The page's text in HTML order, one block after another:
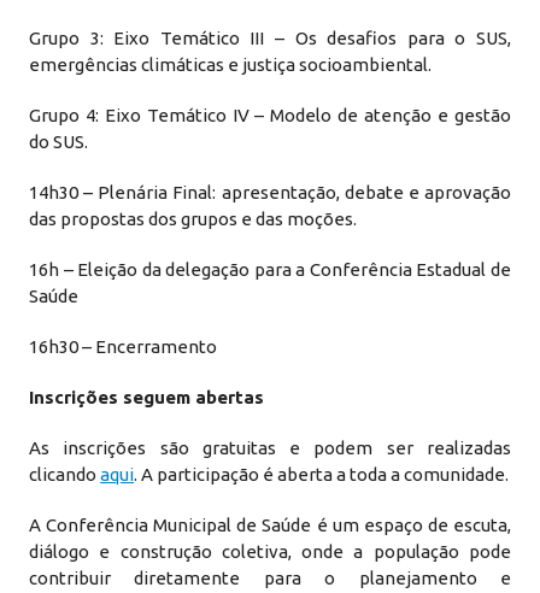
Grupo 3: Eixo Temático III – Os desafios para o SUS,
emergências climáticas e justiça socioambiental.
Grupo 4: Eixo Temático IV – Modelo de atenção e gestão
do SUS.
14h30 – Plenária Final: apresentação, debate e aprovação
das propostas dos grupos e das moções.
16h – Eleição da delegação para a Conferência Estadual de
Saúde
16h30 – Encerramento
Inscrições seguem abertas
As inscrições são gratuitas e podem ser realizadas
clicandoaqui. A participação é aberta a toda a comunidade.
A Conferência Municipal de Saúde é um espaço de escuta,
diálogo e construção coletiva, onde a população pode
contribuir diretamente para o planejamento e